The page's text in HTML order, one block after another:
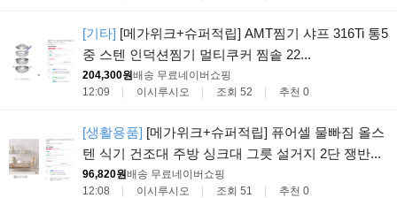
[기타] [메가위크+슈퍼적립] AMT찜기 샤프 316Ti 통5
중 스텐 인덕션찜기 멀티쿠커 찜솥 22...
204,300원배송 무료네이버쇼핑
12:09
이시루시오 조회 52 추천 0
[생활용품] [메가위크+슈퍼적립] 퓨어셀 물빠짐 올스
텐 식기 건조대 주방 싱크대 그릇 설거지 2단 쟁반...
96,820원배송 무료네이버쇼핑
12:08
이시루시오 조회 51 추천 0